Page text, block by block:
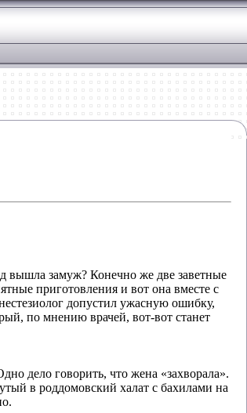
вышла замуж? Конечно же две заветные
приготовления и вот она вместе с
допустил ужасную ошибку,
по мнению врачей, вот-вот станет
дело говорить, что жена «захворала».
в роддомовский халат с бахилами на